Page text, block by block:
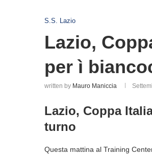
S.S. Lazio
Lazio,
per ì
written by Mauro Maniccia
Lazio, Coppa
turno
Questa mattina al Training